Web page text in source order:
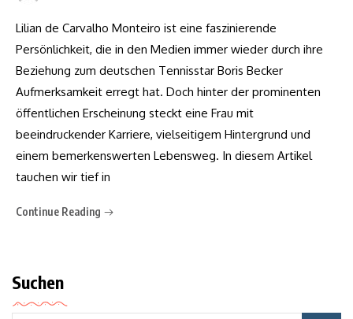
Lilian de Carvalho Monteiro ist eine faszinierende
Persönlichkeit, die in den Medien immer wieder durch ihre
Beziehung zum deutschen Tennisstar Boris Becker
Aufmerksamkeit erregt hat. Doch hinter der prominenten
öffentlichen Erscheinung steckt eine Frau mit
beeindruckender Karriere, vielseitigem Hintergrund und
einem bemerkenswerten Lebensweg. In diesem Artikel
tauchen wir tief in
Continue Reading
Suchen